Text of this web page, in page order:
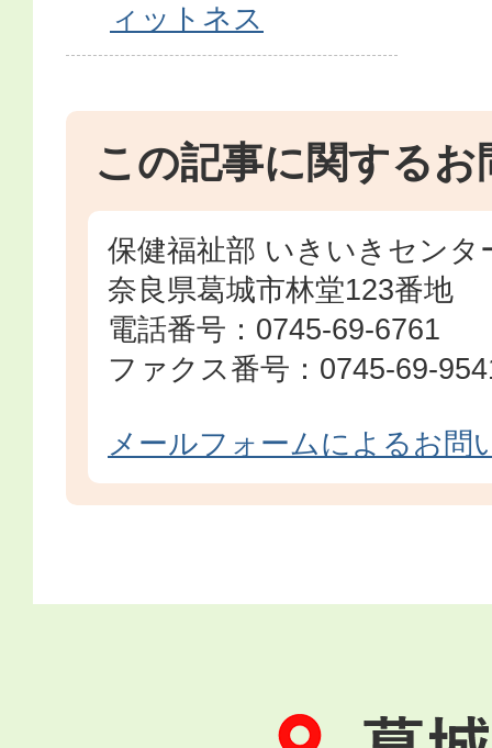
ィットネス
この記事に関するお
保健福祉部 いきいきセンタ
奈良県葛城市林堂123番地
電話番号：0745-69-6761
ファクス番号：0745-69-
メールフォームによるお問
葛